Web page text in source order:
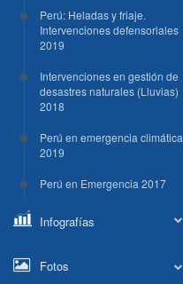
Perú: Heladas y friaje.
Intervenciones defensoriales
2019
Intervenciones en gestión de
desastres naturales (Lluvias)
2018
Perú en emergencia climática
2019
Perú en Emergencia 2017
Infografías
Fotos